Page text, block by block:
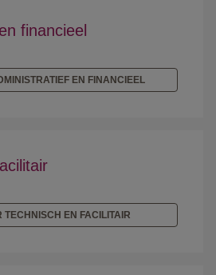
financieel
EN FINANCIEEL
TECHNISCH EN FACILITAIR